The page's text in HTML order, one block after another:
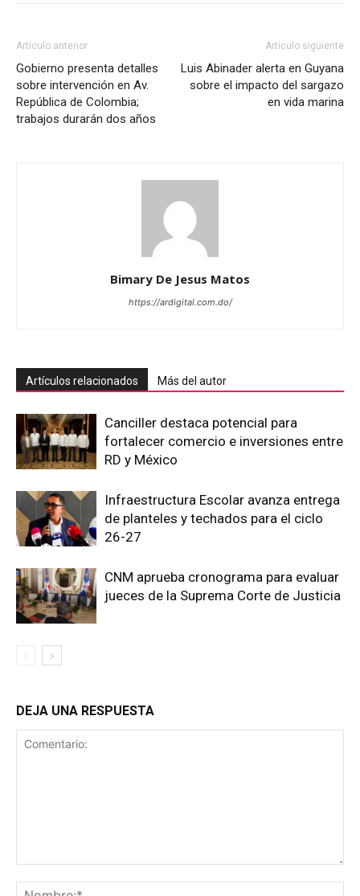
Artículo anterior
Gobierno presenta detalles
sobre intervención en Av.
República de Colombia;
trabajos durarán dos años
Artículo siguiente
Luis Abinader alerta en Guyana
sobre el impacto del sargazo
en vida marina
Bimary De Jesus Matos
https://ardigital.com.do/
Artículos relacionados Más del autor
Canciller destaca potencial para
fortalecer comercio e inversiones entre
RD y México
Infraestructura Escolar avanza entrega
de planteles y techados para el ciclo
26-27
CNM aprueba cronograma para evaluar
jueces de la Suprema Corte de Justicia
DEJA UNA RESPUESTA